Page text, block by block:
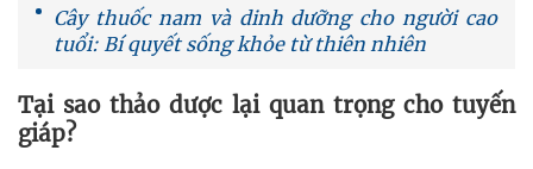
Cây thuốc nam và dinh dưỡng cho người cao
tuổi: Bí quyết sống khỏe từ thiên nhiên
Tại sao thảo dược lại quan trọng cho tuyến
giáp?